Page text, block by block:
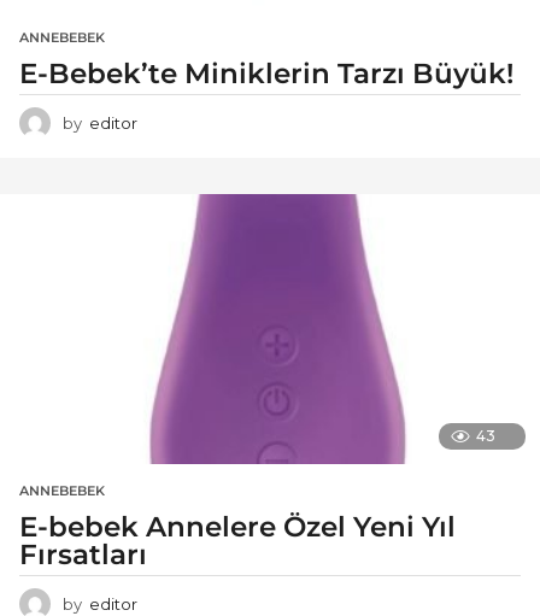
ANNEBEBEK
E-Bebek’te Miniklerin Tarzı Büyük!
by editor
43
ANNEBEBEK
E-bebek Annelere Özel Yeni Yıl
Fırsatları
by editor